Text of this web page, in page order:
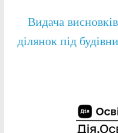
Видача
ділянок під